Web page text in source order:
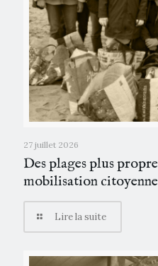
27 juillet 2026
Des plages plus
mobilisation
Lire la suite